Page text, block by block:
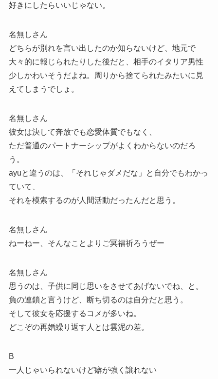
好きにしたらいいじゃない。
名無しさん
どちらが別れを言い出したのか知らないけど、地元で
大々的に報じられたりした後だと、相手のイタリア男性
少しかわいそうだよね。周りから捨てられたみたいに見
えてしまうでしょ。
名無しさん
彼女は決して奔放でも恋愛体質でもなく、
ただ普通のパートナーシップがよくわからないのだろ
う。
ayuと違うのは、「それじゃダメだな」と自分でもわかっ
ていて、
それを模索するのが人間活動だったんだと思う。
名無しさん
ねーねー、そんなことよりご冥福祈ろうぜー
名無しさん
思うのは、子供に同じ思いをさせてあげないでね、と。
負の連鎖と言うけど、断ち切るのは自分だと思う。
そして彼女を応援するコメが多いね。
どこぞの再婚繰り返す人とは雲泥の差。
B
一人じゃいられないけど癖が強く譲れない